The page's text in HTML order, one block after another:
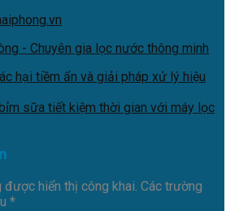
- Chuyên gia lọc nước thông minh
hại tiềm ẩn và giải pháp xử lý hiệu
sữa tiết kiệm thời gian với máy lọc
được hiển thị công khai. Các trường
*